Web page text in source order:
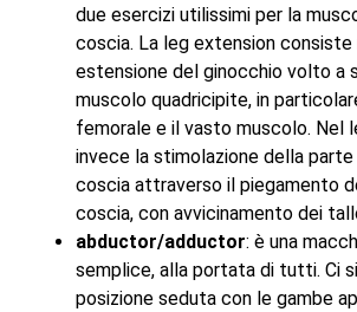
due esercizi utilissimi per la
coscia. La leg extension
estensione del ginocchio volto a
muscolo quadricipite, in
femorale e il vasto muscolo. Nel
invece la stimolazione della
coscia attraverso il piegamento
coscia, con avvicinamento dei
abductor/adductor: è una
semplice, alla portata di tutti. Ci
posizione seduta con le gambe